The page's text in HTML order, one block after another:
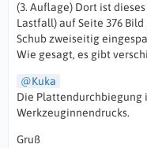
(3. Auflage) Dort ist
Lastfall) auf Seite 376
Schub zweiseitig
Wie gesagt, es gibt
Kuka
Die Plattendurchbiegung
Werkzeuginnendrucks.
Gruß